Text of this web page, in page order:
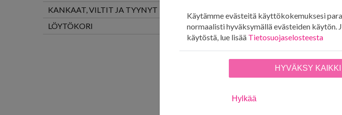
KANKAAT, VILTIT JA TYYNYT
LÖYTÖKORI
Käytämme evästeitä käyttökokemuksesi
normaalisti hyväksymällä evästeiden käytön.
käytöstä, lue lisää Tietosuojaselosteesta
HYVÄKSY
Hylkää